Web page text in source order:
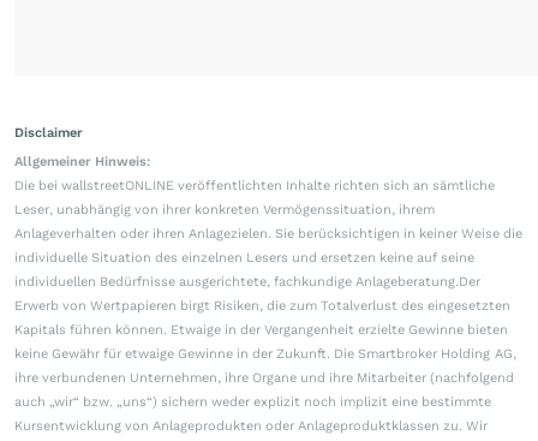
Disclaimer
Allgemeiner Hinweis:
Die bei wallstreetONLINE veröffentlichten Inhalte richten sich an sämtliche
Leser, unabhängig von ihrer konkreten Vermögenssituation, ihrem
Anlageverhalten oder ihren Anlagezielen. Sie berücksichtigen in keiner Weise die
individuelle Situation des einzelnen Lesers und ersetzen keine auf seine
individuellen Bedürfnisse ausgerichtete, fachkundige Anlageberatung.Der
Erwerb von Wertpapieren birgt Risiken, die zum Totalverlust des eingesetzten
Kapitals führen können. Etwaige in der Vergangenheit erzielte Gewinne bieten
keine Gewähr für etwaige Gewinne in der Zukunft. Die Smartbroker Holding AG,
ihre verbundenen Unternehmen, ihre Organe und ihre Mitarbeiter (nachfolgend
auch „wir“ bzw. „uns“) sichern weder explizit noch implizit eine bestimmte
Kursentwicklung von Anlageprodukten oder Anlageproduktklassen zu. Wir